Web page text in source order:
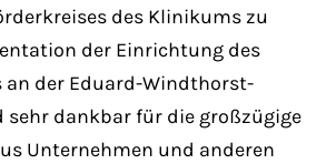
des Klinikums zu
der Einrichtung des
an der Eduard-Windthorst-
sehr dankbar für die großzügige
Unternehmen und anderen